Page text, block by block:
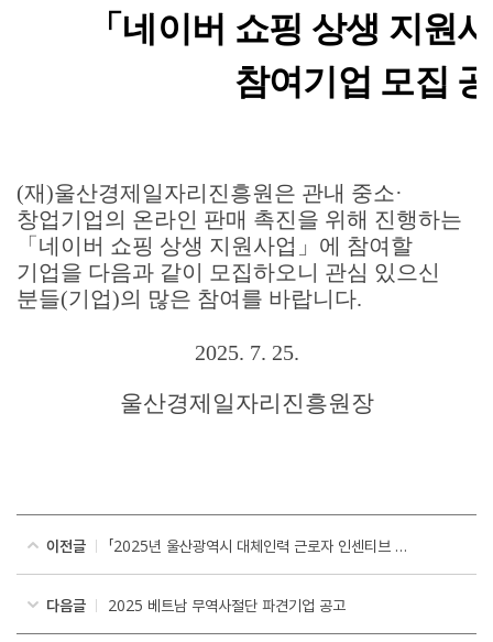
「 네이버 쇼핑 상생 지원
참여기업 모집
(재)울산경제일자리진흥원은 관내 중소·
창업기업의 온라인 판매 촉진을 위해 진행하는
「 네이버 쇼핑 상생 지원사업 」 에 참여할
기업을 다음과 같이 모집하오니 관심 있으신
분들(기업)의 많은 참여를 바랍니다.
2025. 7. 25.
울산경제일자리진흥원장
이전글 「2025년 울산광역시 대체인력 근로자 인센티브 지원사업」참여근로자 모집 수정공고
다음글 2025 베트남 무역사절단 파견기업 공고